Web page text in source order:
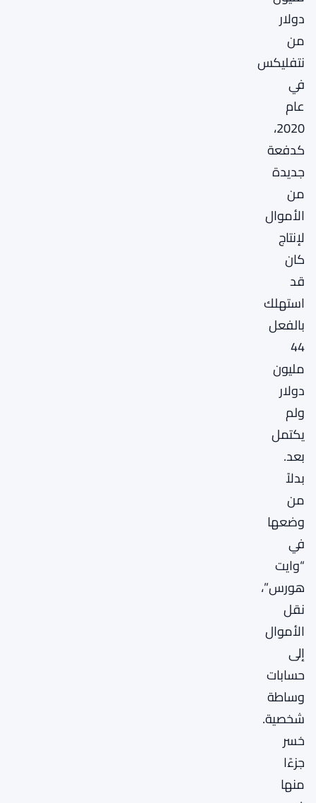
دولار
من
نتفليكس
في
عام
2020،
كدفعة
جديدة
من
الأموال
لإنتاج
كان
قد
استهلك
بالفعل
44
مليون
دولار
ولم
يكتمل
بعد.
بدلاً
من
وضعها
في
“وايت
هورس”،
نقل
الأموال
إلى
حسابات
وساطة
شخصية.
خسر
جزءًا
منها